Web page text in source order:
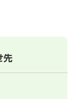
先